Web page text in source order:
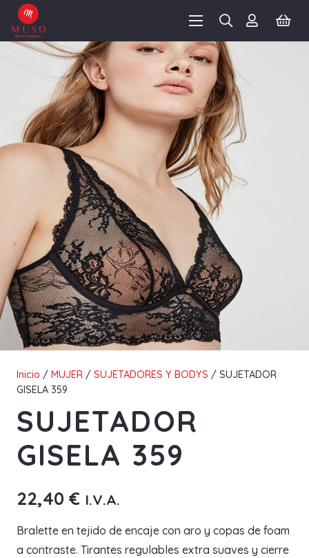
Inicio / MUJER / SUJETADORES Y BODYS / SUJETADOR
GISELA 359
SUJETADOR
GISELA 359
22,40 € I.V.A.
Bralette en tejido de encaje con aro y copas de foam
a contraste. Tirantes regulables extra suaves y cierre